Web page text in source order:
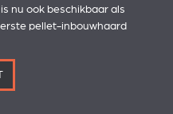
nu ook beschikbaar als
pellet-inbouwhaard